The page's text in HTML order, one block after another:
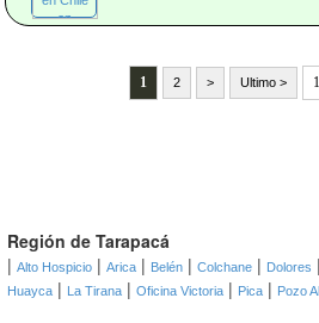
1 2 > Ultimo >
Región de Tarapacá
| Alto Hospicio | Arica | Belén | Colchane | Dolores |
Huayca | La Tirana | Oficina Victoria | Pica | Pozo